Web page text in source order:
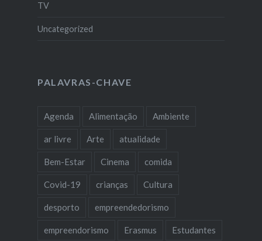
TV
Uncategorized
PALAVRAS-CHAVE
Agenda Alimentação Ambiente
ar livre Arte atualidade
Bem-Estar Cinema comida
Covid-19 crianças Cultura
desporto empreendedorismo
empreendorismo Erasmus Estudantes